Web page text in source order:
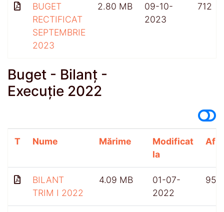
BUGET
RECTIFICAT
SEPTEMBRIE
2023
2.80 MB
09-10-
2023
712
Buget - Bilanț -
Execuție 2022
T Nume Mărime
Modificat
la
BILANT
TRIM I 2022
4.09 MB
01-07-
2022
959